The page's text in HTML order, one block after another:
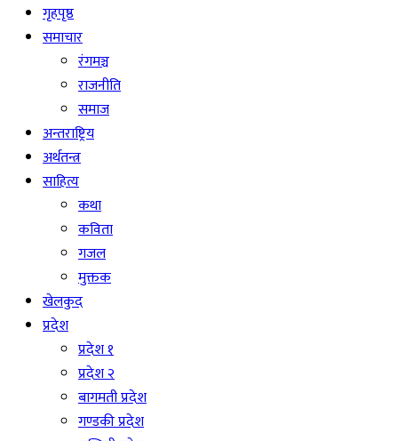
गृहपृष्ठ
समाचार
रंगमञ्च
राजनीति
समाज
अन्तराष्ट्रिय
अर्थतन्त्र
साहित्य
कथा
कविता
गजल
मुक्तक
खेलकुद
प्रदेश
प्रदेश १
प्रदेश २
बागमती प्रदेश
गण्डकी प्रदेश